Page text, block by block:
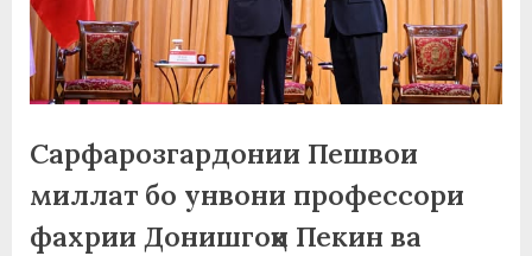
а
н
о
и
Сарфарозгардонии Пешвои
миллат бо унвони профессори
фахрии Донишгоҳи Пекин ва